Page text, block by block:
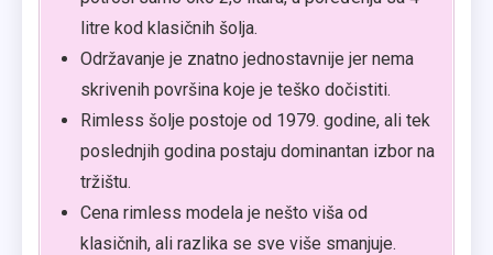
litre kod klasičnih šolja.
Održavanje je znatno jednostavnije jer nema
skrivenih površina koje je teško dočistiti.
Rimless šolje postoje od 1979. godine, ali tek
poslednjih godina postaju dominantan izbor na
tržištu.
Cena rimless modela je nešto viša od
klasičnih, ali razlika se sve više smanjuje.